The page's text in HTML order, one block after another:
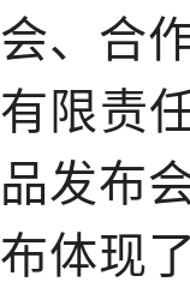
会、合
有限责
品发布
布体现